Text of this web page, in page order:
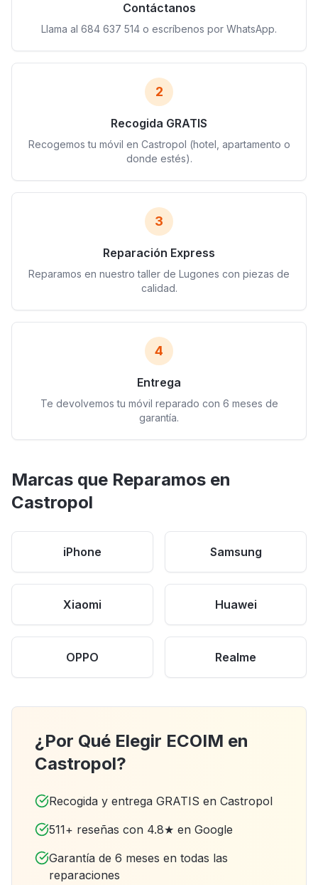
Contáctanos
Llama al 684 637 514 o escríbenos por WhatsApp.
2
Recogida GRATIS
Recogemos tu móvil en Castropol (hotel, apartamento o
donde estés).
3
Reparación Express
Reparamos en nuestro taller de Lugones con piezas de
calidad.
4
Entrega
Te devolvemos tu móvil reparado con 6 meses de
garantía.
Marcas que Reparamos en
Castropol
iPhone Samsung
Xiaomi Huawei
OPPO Realme
¿Por Qué Elegir ECOIM en
Castropol?
Recogida y entrega GRATIS en Castropol
511+ reseñas con 4.8★ en Google
Garantía de 6 meses en todas las
reparaciones